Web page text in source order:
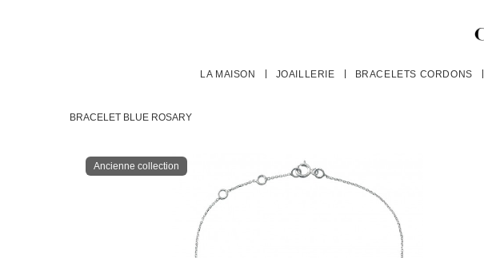
LA MAISON JOAILLERIE BRACELETS CORDONS
BRACELET BLUE ROSARY